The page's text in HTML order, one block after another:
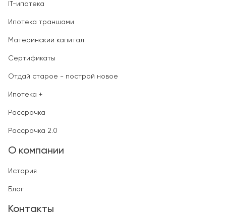
IT-ипотека
Ипотека траншами
Материнский капитал
Сертификаты
Отдай старое - построй новое
Ипотека +
Рассрочка
Рассрочка 2.0
О компании
История
Блог
Контакты